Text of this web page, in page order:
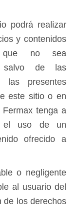
podrá realizar
y contenidos
que no sea
salvo de las
las presentes
este sitio o en
Fermax tenga a
el uso de un
ofrecido a
o negligente
al usuario del
de los derechos